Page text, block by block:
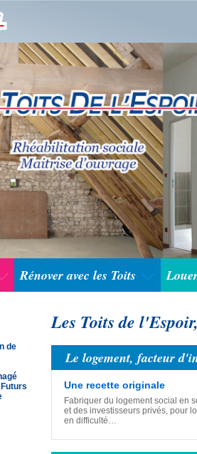
Rénover avec les Toits
de
Les Toits de
Le logement, facteur
Une recette originale
Fabriquer du logement social en
et des investisseurs privés, pour
en difficulté…